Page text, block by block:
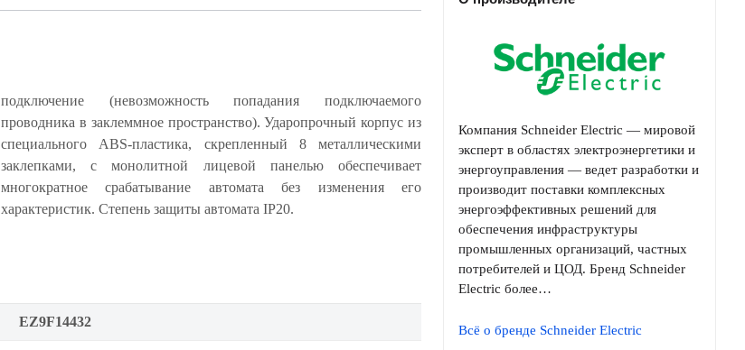
подключение (невозможность попадания подключаемого
характеристик. Степень защиты автомата IP20.
EZ9F14432
Компания Schneider Electric — мировой
эксперт в областях электроэнергетики и
энергоуправления — ведет разработки и
производит поставки комплексных
энергоэффективных решений для
обеспечения инфраструктуры
промышленных организаций, частных
потребителей и ЦОД. Бренд Schneider
Electric более…
Всё о бренде Schneider Electric